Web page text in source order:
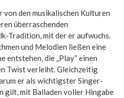
den musikalischen Kulturen
überraschenden
Tradition, mit der er aufwuchs.
und Melodien ließen eine
entstehen, die „Play“ einen
Twist verleiht. Gleichzeitig
er als wichtigster Singer-
gilt, mit Balladen voller Hingabe